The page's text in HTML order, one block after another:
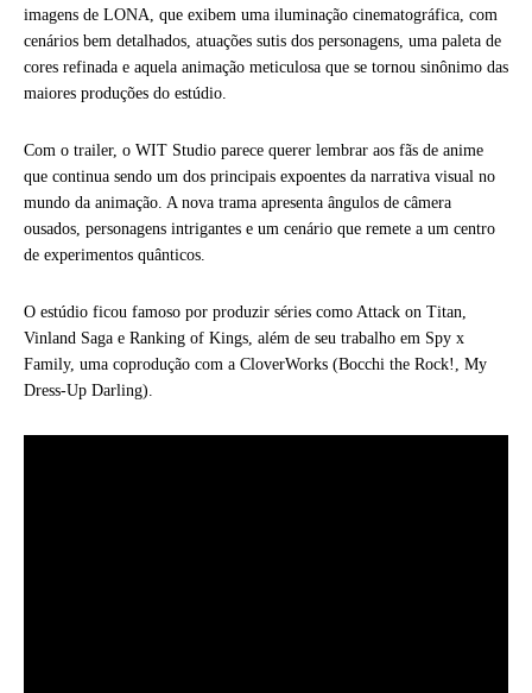
imagens de LONA, que exibem uma iluminação cinematográfica, com
cenários bem detalhados, atuações sutis dos personagens, uma paleta de
cores refinada e aquela animação meticulosa que se tornou sinônimo das
maiores produções do estúdio.
Com o trailer, o WIT Studio parece querer lembrar aos fãs de anime
que continua sendo um dos principais expoentes da narrativa visual no
mundo da animação. A nova trama apresenta ângulos de câmera
ousados, personagens intrigantes e um cenário que remete a um centro
de experimentos quânticos.
O estúdio ficou famoso por produzir séries como Attack on Titan,
Vinland Saga e Ranking of Kings, além de seu trabalho em Spy x
Family, uma coprodução com a CloverWorks (Bocchi the Rock!, My
Dress-Up Darling).